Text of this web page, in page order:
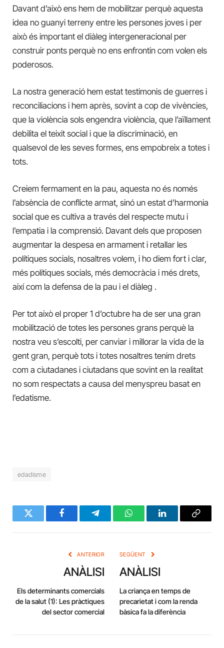
Davant d’això ens hem de mobilitzar perquè aquesta
idea no guanyi terreny entre les persones joves i per
això és important el diàleg intergeneracional per
construir ponts perquè no ens enfrontin com volen els
poderosos.
La nostra generació hem estat testimonis de guerres i
reconciliacions i hem après, sovint a cop de vivències,
que la violència sols engendra violència, que l’aïllament
debilita el teixit social i que la discriminació, en
qualsevol de les seves formes, ens empobreix a totes i
tots.
Creiem fermament en la pau, aquesta no és només
l’absència de conflicte armat, sinó un estat d’harmonia
social que es cultiva a través del respecte mutu i
l’empatia i la comprensió. Davant dels que proposen
augmentar la despesa en armament i retallar les
polítiques socials, nosaltres volem, i ho diem fort i clar,
més polítiques socials, més democràcia i més drets,
així com la defensa de la pau i el diàleg .
Per tot això el proper 1 d’octubre ha de ser una gran
mobilització de totes les persones grans perquè la
nostra veu s’escolti, per canviar i millorar la vida de la
gent gran, perquè tots i totes nosaltres tenim drets
com a ciutadanes i ciutadans que sovint en la realitat
no som respectats a causa del menyspreu basat en
l’edatisme.
edadisme
Twitter FacebookTelegramWhatsAppLinkedInCopy
ANTERIOR
ANÀLISI
Els determinants comercials
de la salut (1): Les pràctiques
del sector comercial
SEGÜENT
ANÀLISI
La criança en temps de
precarietat i com la renda
bàsica fa la diferència